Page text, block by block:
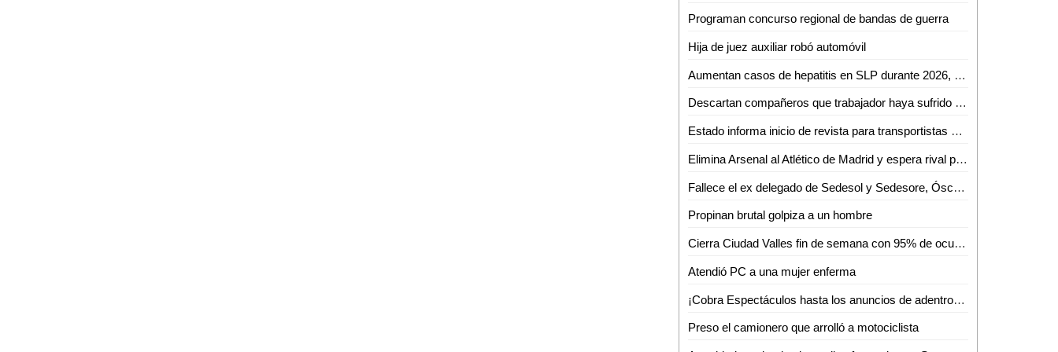
Programan concurso regional de bandas de guerra
Hija de juez auxiliar robó automóvil
Aumentan casos de hepatitis en SLP durante 2026, aunque con baja incidencia
Descartan compañeros que trabajador haya sufrido golpe de calor en gasolinera
Estado informa inicio de revista para transportistas en Ciudad Valles
Elimina Arsenal al Atlético de Madrid y espera rival para Final de la Champions.
Fallece el ex delegado de Sedesol y Sedesore, Óscar de la Cruz Requena
Propinan brutal golpiza a un hombre
Cierra Ciudad Valles fin de semana con 95% de ocupación hotelera y miles de turistas en parajes
Atendió PC a una mujer enferma
¡Cobra Espectáculos hasta los anuncios de adentro! Aclaran dudas a comerciantes de Valles
Preso el camionero que arrolló a motociclista